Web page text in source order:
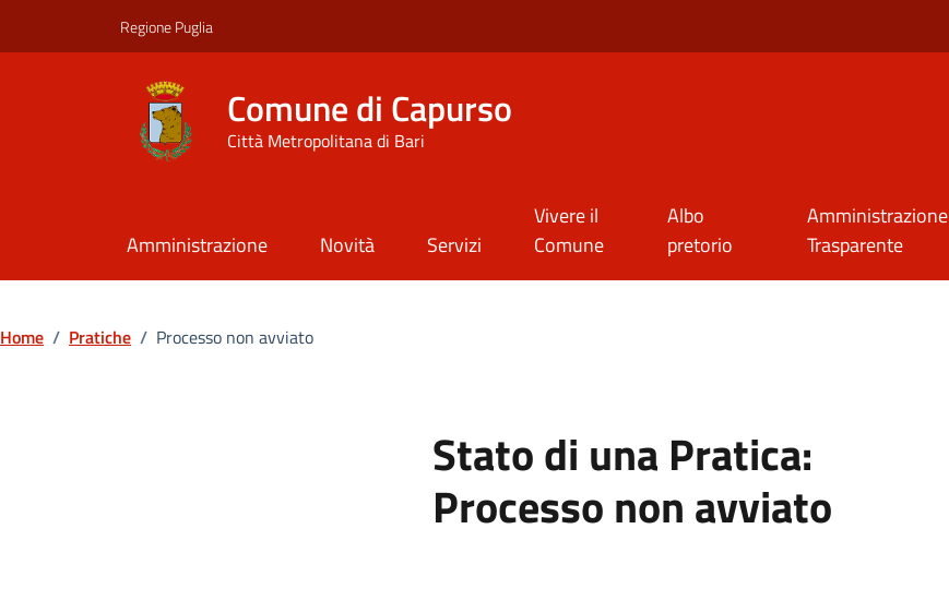
Regione Puglia
Comune di Capurso
Città Metropolitana di Bari
Amministrazione Novità Servizi
Vivere il
Comune
Albo
pretorio
Amministrazione
Trasparente
Home / Pratiche / Processo non avviato
Stato di una Pratica:
Processo non avviato